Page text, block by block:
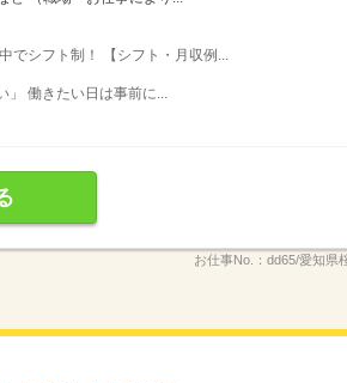
でシフト制！ 【シフト・月収例...
」 働きたい日は事前に...
お仕事No.： dd65/愛知県